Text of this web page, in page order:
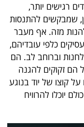
רגישים יותר,
שמבקשים להתנסות
מזה. אף מעבר
כלפי עובדיהם,
וברוחב לב. הם
הם זקוקים להגנה
קוצו של יוד בנוגע
יוכלו להרוויח